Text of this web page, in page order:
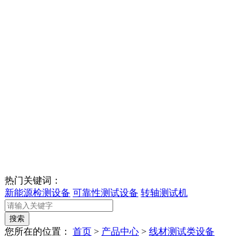
热门关键词：
新能源检测设备 可靠性测试设备 转轴测试机
您所在的位置： 首页 > 产品中心 > 线材测试类设备